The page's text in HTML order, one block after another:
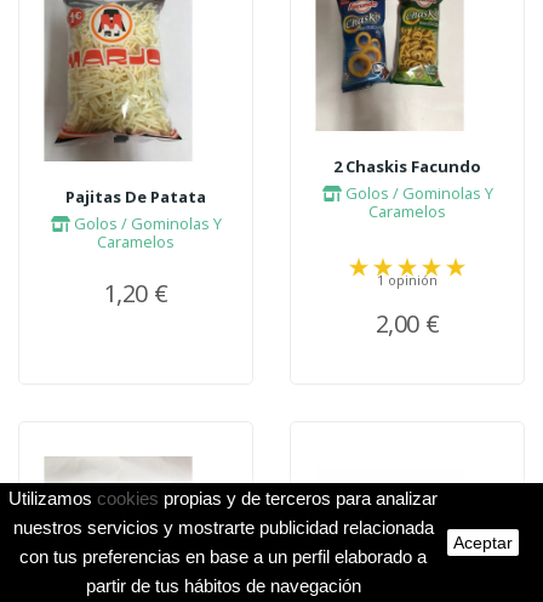
Pajitas De Patata
Golos / Gominolas Y
Caramelos
1,20 €
2 Chaskis Facundo
Golos / Gominolas Y
Caramelos
1 opinión
2,00 €
Utilizamos cookies propias y de terceros para analizar
nuestros servicios y mostrarte publicidad relacionada
con tus preferencias en base a un perfil elaborado a
partir de tus hábitos de navegación
Aceptar